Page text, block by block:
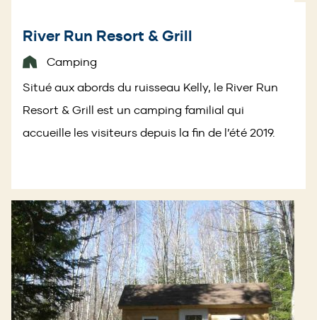
River Run Resort & Grill
Camping
Situé aux abords du ruisseau Kelly, le River Run
Resort & Grill est un camping familial qui
accueille les visiteurs depuis la fin de l’été 2019.